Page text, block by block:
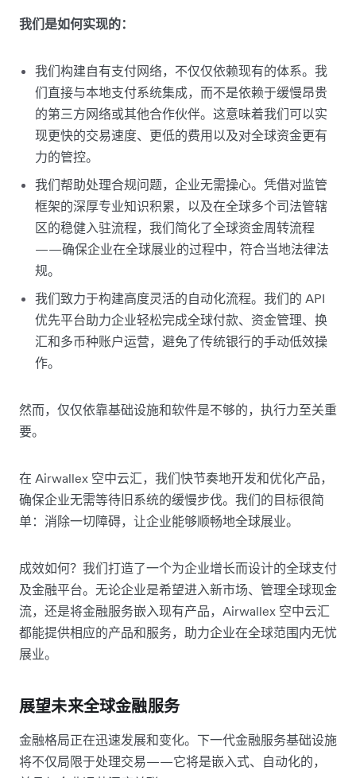
我们是如何实现的：
我们构建自有支付网络，不仅仅依赖现有的体系。我
们直接与本地支付系统集成，而不是依赖于缓慢昂贵
的第三方网络或其他合作伙伴。这意味着我们可以实
现更快的交易速度、更低的费用以及对全球资金更有
力的管控。
我们帮助处理合规问题，企业无需操心。凭借对监管
框架的深厚专业知识积累，以及在全球多个司法管辖
区的稳健入驻流程，我们简化了全球资金周转流程
——确保企业在全球展业的过程中，符合当地法律法
规。
我们致力于构建高度灵活的自动化流程。我们的 API
优先平台助力企业轻松完成全球付款、资金管理、换
汇和多币种账户运营，避免了传统银行的手动低效操
作。
然而，仅仅依靠基础设施和软件是不够的，执行力至关重
要。
在 Airwallex 空中云汇，我们快节奏地开发和优化产品，
确保企业无需等待旧系统的缓慢步伐。我们的目标很简
单：消除一切障碍，让企业能够顺畅地全球展业。
成效如何？我们打造了一个为企业增长而设计的全球支付
及金融平台。无论企业是希望进入新市场、管理全球现金
流，还是将金融服务嵌入现有产品，Airwallex 空中云汇
都能提供相应的产品和服务，助力企业在全球范围内无忧
展业。
展望未来全球金融服务
金融格局正在迅速发展和变化。下一代金融服务基础设施
将不仅局限于处理交易——它将是嵌入式、自动化的，